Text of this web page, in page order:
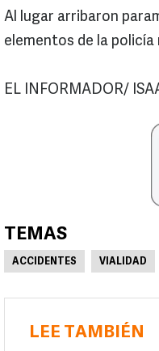
Al lugar arribaron
elementos de la
EL INFORMADOR/
TEMAS
ACCIDENTES VIALIDAD
LEE TAMBIÉN